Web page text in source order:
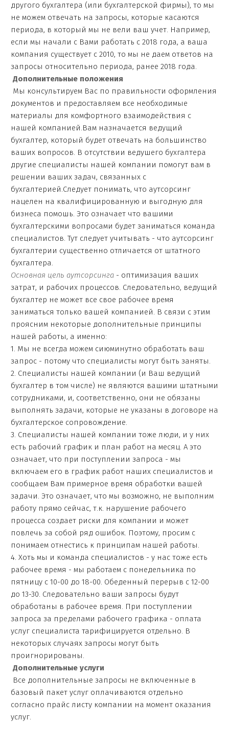
другого бухгалтера (или бухгалтерской фирмы), то мы
не можем отвечать на запросы, которые касаются
периода, в который мы не вели ваш учет. Например,
если мы начали с Вами работать с 2018 года, а ваша
компания существует с 2010, то мы не даем ответов на
запросы относительно периода, ранее 2018 года.
Дополнительные положения
Мы консультируем Вас по правильности оформления
документов и предоставляем все необходимые
материалы для комфортного взаимодействия с
нашей компанией.Вам назначается ведущий
бухгалтер, который будет отвечать на большинство
ваших вопросов. В отсутствии ведушего бухгалтера
другие специалисты нашей компании помогут вам в
решении ваших задач, связанных с
бухгалтерией.Следует понимать, что аутсорсинг
нацелен на квалифицированную и выгодную для
бизнеса помошь. Это означает что вашими
бухгалтерскими вопросами будет заниматься команда
специалистов. Тут следует учитывать - что аутсорсинг
бухгалтерии существенно отличается от штатного
бухгалтера.
Основная цель аутсорсинга - оптимизация ваших
затрат, и рабочих процессов. Следовательно, ведущий
бухгалтер не может все свое рабочее время
заниматься только вашей компанией. В связи с этим
проясним некоторые дополнительные принципы
нашей работы, а именно:
1. Мы не всегда можем сиюминутно обработать ваш
запрос - потому что специалисты могут быть заняты.
2. Специалисты нашей компании (и Ваш ведущий
бухгалтер в том числе) не являются вашими штатными
сотрудниками, и, соответственно, они не обязаны
выполнять задачи, которые не указаны в договоре на
бухгалтерское сопровождение.
3. Специалисты нашей компании тоже люди, и у них
есть рабочий график и план работ на месяц. А это
означает, что при поступлении запроса - мы
включаем его в график работ наших специалистов и
сообщаем Вам примерное время обработки вашей
задачи. Это означает, что мы возможно, не выполним
работу прямо сейчас, т.к. нарушение рабочего
процесса создает риски для компании и может
повлечь за собой ряд ошибок. Поэтому, просим с
понимаем отнестись к принципам нашей работы.
4. Хоть мы и команда специалистов - у нас тоже есть
рабочее время - мы работаем с понедельника по
пятницу с 10-00 до 18-00. Обеденный перерыв с 12-00
до 13-30. Следовательно ваши запросы будут
обработаны в рабочее время. При поступлении
запроса за пределами рабочего графика - оплата
услуг специалиста тарифицируется отдельно. В
некоторых случаях запросы могут быть
проигнорированы.
Дополнительные услуги
Все дополнительные запросы не включенные в
базовый пакет услуг оплачиваются отдельно
согласно прайс листу компании на момент оказания
услуг.